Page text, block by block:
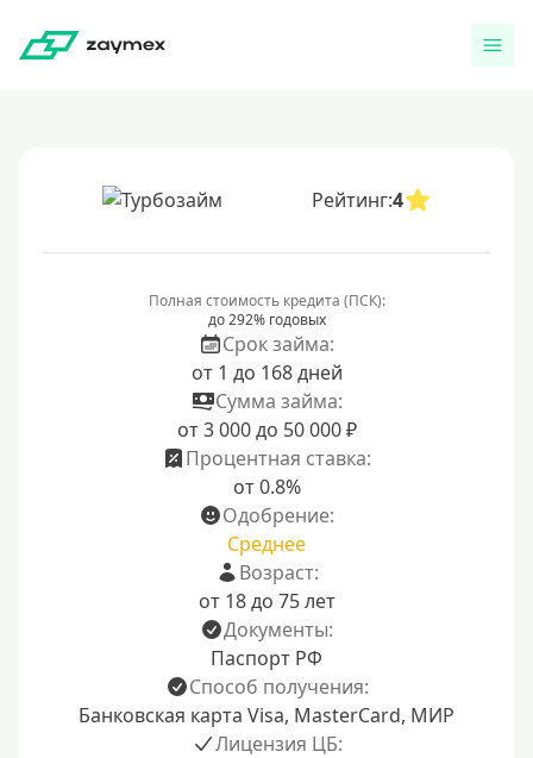
Рейтинг:4
Полная стоимость кредита (ПСК):
до 292% годовых
Срок займа:
от 1 до 168 дней
Сумма займа:
от 3 000 до 50 000 ₽
Процентная ставка:
от 0.8%
Одобрение:
Среднее
Возраст:
от 18 до 75 лет
Документы:
Паспорт РФ
Способ получения:
Банковская карта Visa, MasterCard, МИР
Лицензия ЦБ: